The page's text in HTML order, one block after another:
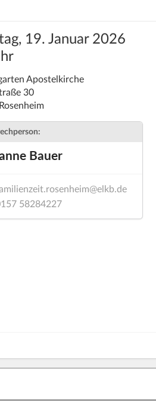
19. Januar 2026
Apostelkirche
30
Bauer
58284227